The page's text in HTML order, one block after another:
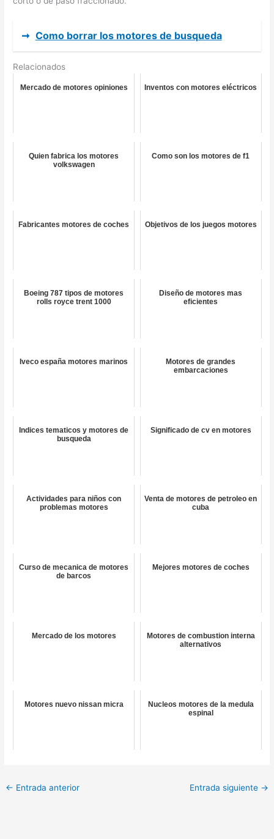
➞ Como borrar los motores de busqueda
Relacionados
Mercado de motores opiniones Inventos con motores eléctricos
Quien fabrica los motores
volkswagen
Como son los motores de f1
Fabricantes motores de coches Objetivos de los juegos motores
Boeing 787 tipos de motores
rolls royce trent 1000
Diseño de motores mas
eficientes
Iveco españa motores marinos
Motores de grandes
embarcaciones
Indices tematicos y motores de
busqueda
Significado de cv en motores
Actividades para niños con
problemas motores
Venta de motores de petroleo en
cuba
Curso de mecanica de motores
de barcos
Mejores motores de coches
Mercado de los motores
Motores de combustion interna
alternativos
Motores nuevo nissan micra
Nucleos motores de la medula
espinal
← Entrada anterior Entrada siguiente →